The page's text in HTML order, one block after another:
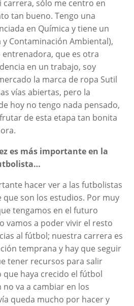
carrera, sólo me centro en
tan bueno. Tengo una
en Química y tiene un
Contaminación Ambiental),
que es otra
en un trabajo, soy
la marca de ropa Sutil
vías abiertas, pero la
hoy no tengo nada pensado,
de esta etapa tan bonita
es más importante en la
hacer ver a las futbolistas
son los estudios. Por muy
tengamos en el futuro
vamos a poder vivir el resto
al fútbol; nuestra carrera es
temprana y hay que seguir
tener recursos para salir
haya crecido el fútbol
va a cambiar en los
queda mucho por hacer y